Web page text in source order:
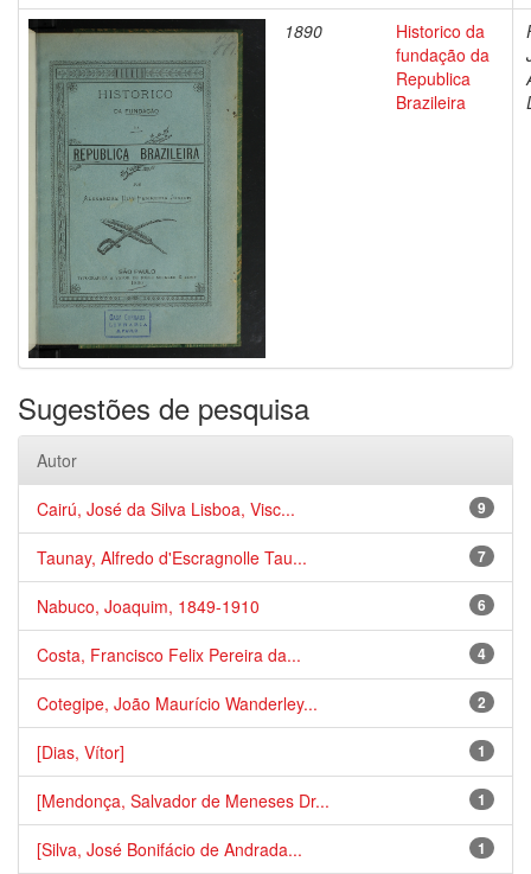
1890
Historico da
fundação da
Republica
Brazileira
Sugestões de pesquisa
Autor
9
Cairú, José da Silva Lisboa, Visc...
7
Taunay, Alfredo d'Escragnolle Tau...
6
Nabuco, Joaquim, 1849-1910
4
Costa, Francisco Felix Pereira da...
2
Cotegipe, João Maurício Wanderley...
1
[Dias, Vítor]
1
[Mendonça, Salvador de Meneses Dr...
1
[Silva, José Bonifácio de Andrada...